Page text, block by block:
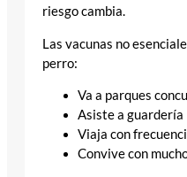
riesgo cambia.
Las vacunas no
perro:
Va a parques
Asiste a guardería
Viaja con
Convive con